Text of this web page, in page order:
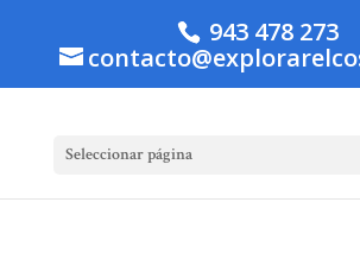
943 478 273
Seleccionar página